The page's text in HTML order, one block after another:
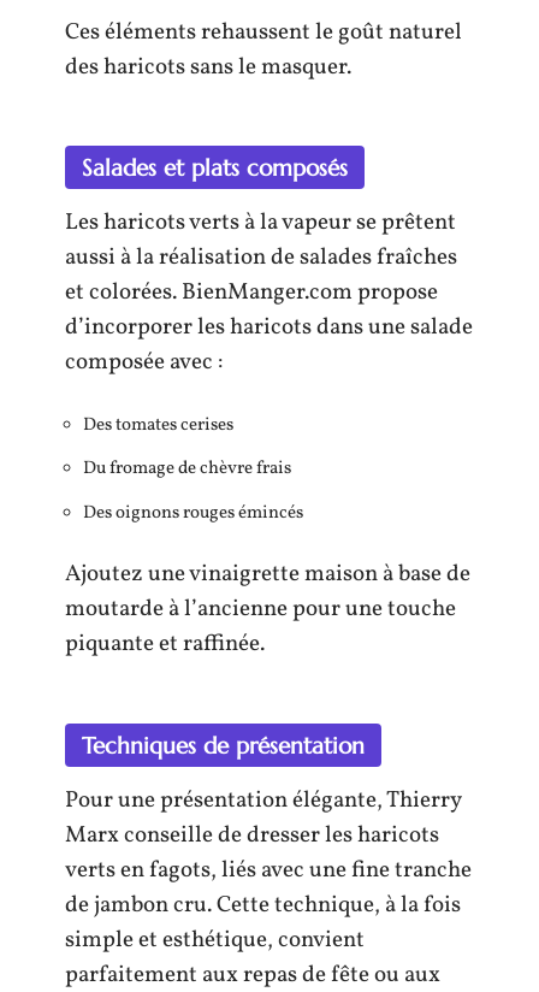
Ces éléments rehaussent le goût naturel
des haricots sans le masquer.
Salades et plats composés
Les haricots verts à la vapeur se prêtent
aussi à la réalisation de salades fraîches
et colorées. BienManger.com propose
d’incorporer les haricots dans une salade
composée avec :
Des tomates cerises
Du fromage de chèvre frais
Des oignons rouges émincés
Ajoutez une vinaigrette maison à base de
moutarde à l’ancienne pour une touche
piquante et raffinée.
Techniques de présentation
Pour une présentation élégante, Thierry
Marx conseille de dresser les haricots
verts en fagots, liés avec une fine tranche
de jambon cru. Cette technique, à la fois
simple et esthétique, convient
parfaitement aux repas de fête ou aux